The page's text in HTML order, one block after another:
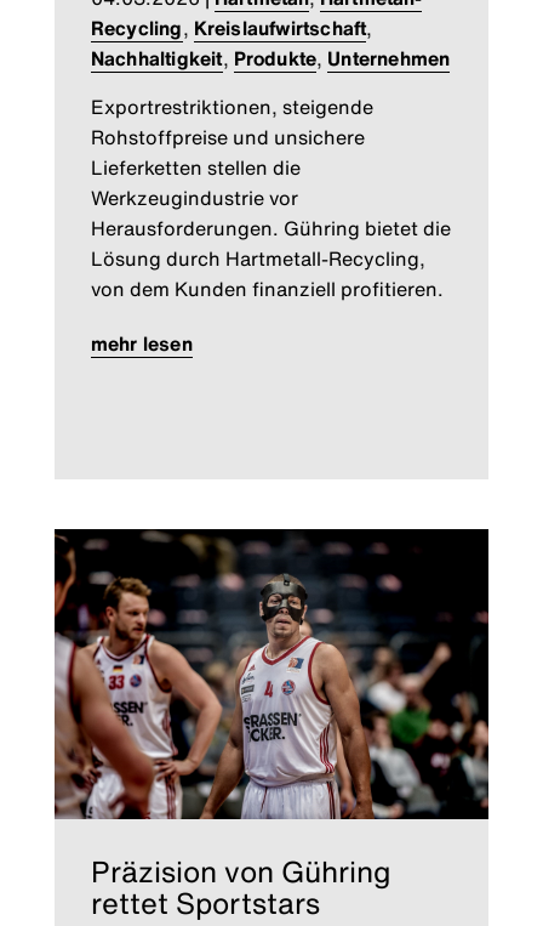
Recycling, Kreislaufwirtschaft,
Nachhaltigkeit, Produkte, Unternehmen
Exportrestriktionen, steigende
Rohstoffpreise und unsichere
Lieferketten stellen die
Werkzeugindustrie vor
Herausforderungen. Gühring bietet die
Lösung durch Hartmetall-Recycling,
von dem Kunden finanziell profitieren.
mehr lesen
Präzision von Gühring
rettet Sportstars